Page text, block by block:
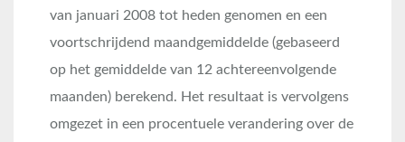
van januari 2008 tot heden genomen en een
voortschrijdend maandgemiddelde (gebaseerd
op het gemiddelde van 12 achtereenvolgende
maanden) berekend. Het resultaat is vervolgens
omgezet in een procentuele verandering over de